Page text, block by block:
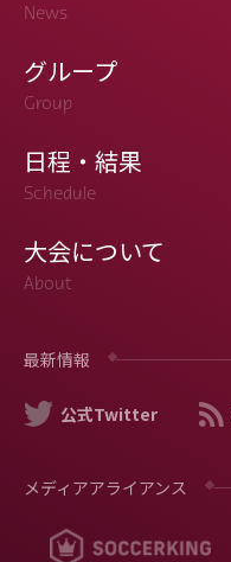
News
グループ
Group
日程・結果
Schedule
大会について
About
最新情報
公式Twitter
メディアアライアンス